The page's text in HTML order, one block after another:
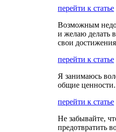
перейти к статье
Возможным
и желаю делать
свои
перейти к статье
Я занимаюсь
общие ценности.
перейти к статье
Не забывайте,
предотвратить